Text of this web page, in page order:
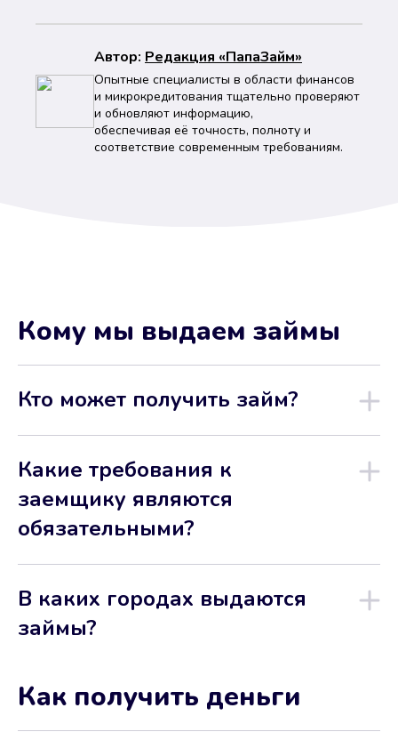
Автор: Peдaкция «ПапаЗайм»
Опытные специалисты в области финансов
и микрокредитования тщательно проверяют
и обновляют информацию,
обеспечивая её точность, полноту и
соответствие современным требованиям.
Кому мы выдаем займы
Кто может получить займ?
Какие требования к
заемщику являются
обязательными?
В каких городах выдаются
займы?
Как получить деньги